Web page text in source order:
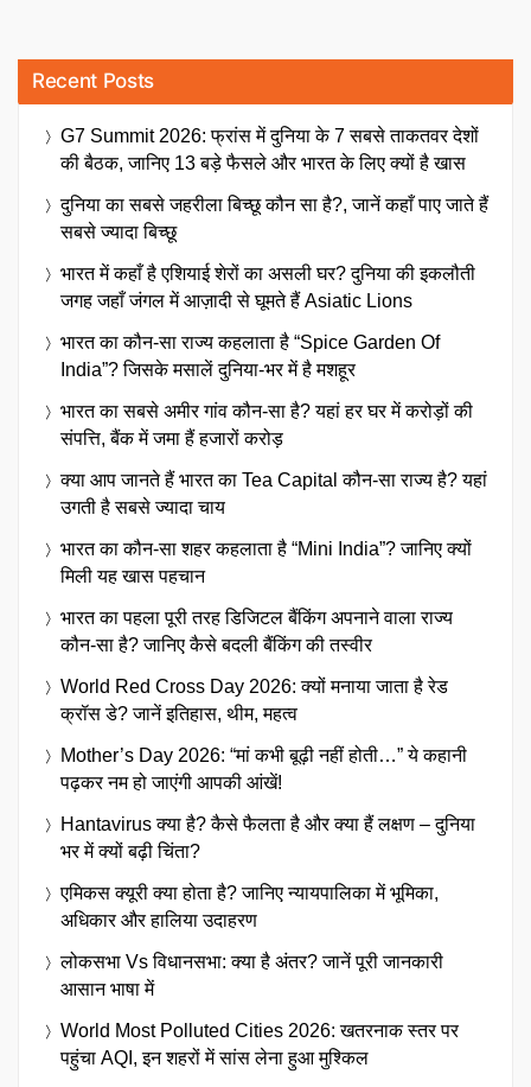
Recent Posts
G7 Summit 2026: फ्रांस में दुनिया के 7 सबसे ताकतवर देशों
की बैठक, जानिए 13 बड़े फैसले और भारत के लिए क्यों है खास
दुनिया का सबसे जहरीला बिच्छू कौन सा है?, जानें कहाँ पाए जाते हैं
सबसे ज्यादा बिच्छू
भारत में कहाँ है एशियाई शेरों का असली घर? दुनिया की इकलौती
जगह जहाँ जंगल में आज़ादी से घूमते हैं Asiatic Lions
भारत का कौन-सा राज्य कहलाता है “Spice Garden Of
India”? जिसके मसालें दुनिया-भर में है मशहूर
भारत का सबसे अमीर गांव कौन-सा है? यहां हर घर में करोड़ों की
संपत्ति, बैंक में जमा हैं हजारों करोड़
क्या आप जानते हैं भारत का Tea Capital कौन-सा राज्य है? यहां
उगती है सबसे ज्यादा चाय
भारत का कौन-सा शहर कहलाता है “Mini India”? जानिए क्यों
मिली यह खास पहचान
भारत का पहला पूरी तरह डिजिटल बैंकिंग अपनाने वाला राज्य
कौन-सा है? जानिए कैसे बदली बैंकिंग की तस्वीर
World Red Cross Day 2026: क्यों मनाया जाता है रेड
क्रॉस डे? जानें इतिहास, थीम, महत्व
Mother’s Day 2026: “मां कभी बूढ़ी नहीं होती…” ये कहानी
पढ़कर नम हो जाएंगी आपकी आंखें!
Hantavirus क्या है? कैसे फैलता है और क्या हैं लक्षण – दुनिया
भर में क्यों बढ़ी चिंता?
एमिकस क्यूरी क्या होता है? जानिए न्यायपालिका में भूमिका,
अधिकार और हालिया उदाहरण
लोकसभा Vs विधानसभा: क्या है अंतर? जानें पूरी जानकारी
आसान भाषा में
World Most Polluted Cities 2026: खतरनाक स्तर पर
पहुंचा AQI, इन शहरों में सांस लेना हुआ मुश्किल